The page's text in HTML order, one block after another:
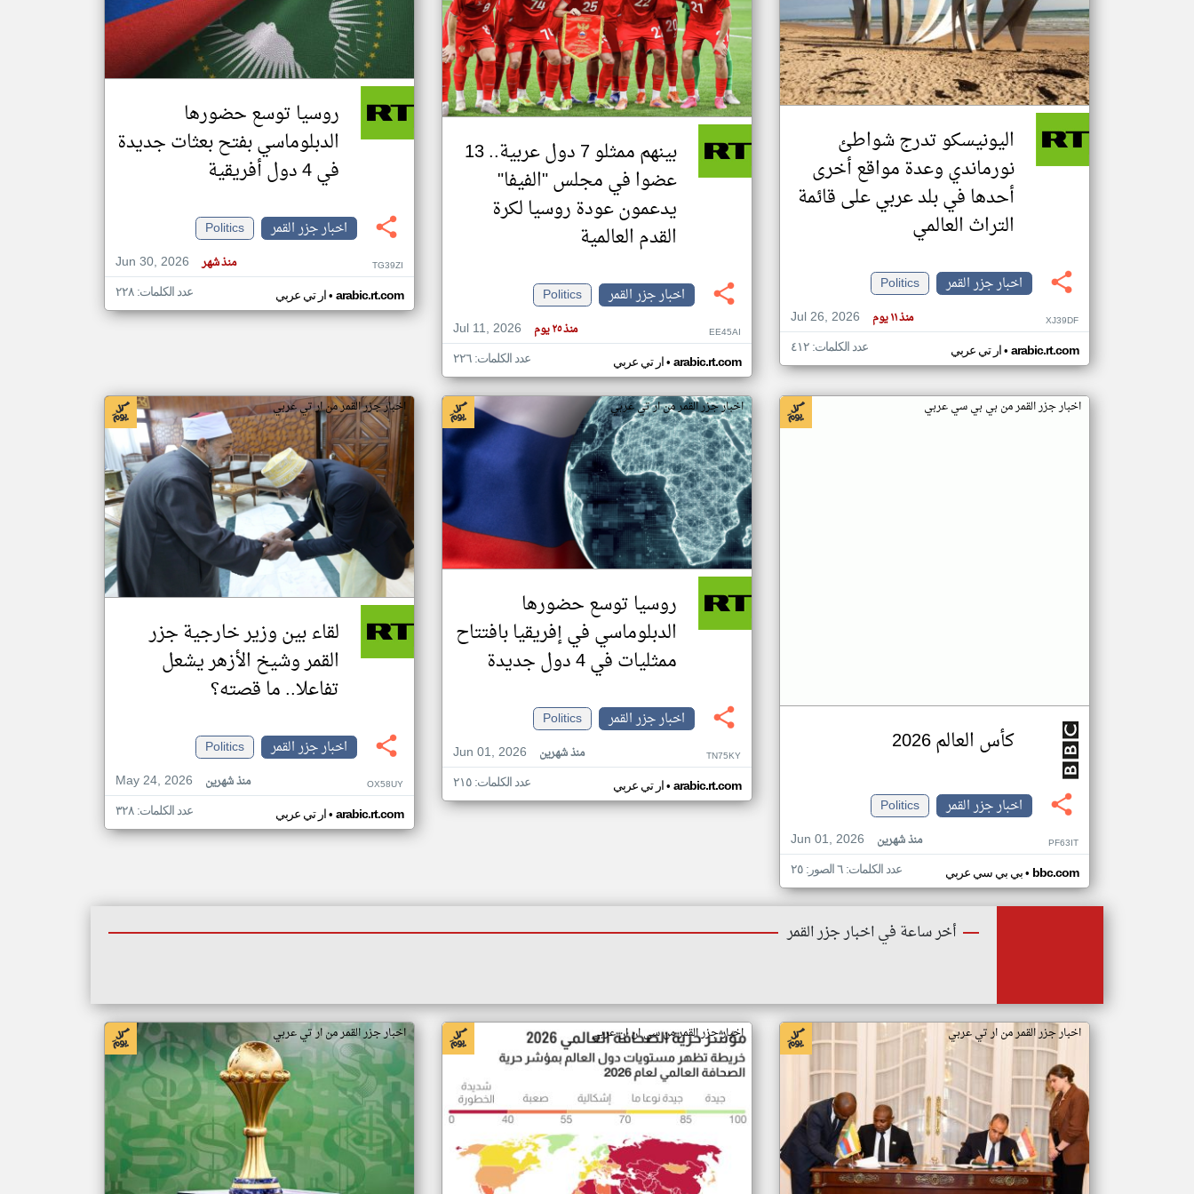
تغيير الدولة
اخبار جزر القمر على مدار الساعة
أهم اخبار جزر القمر العاجلة والمباشرة
اليونيسكو تدرج شواطئ
نورماندي وعدة مواقع أخرى
أحدها في بلد عربي على قائمة
التراث العالمي
اخبار جزر القمر
Politics
Jul 26, 2026
منذ ١١ يوم XJ39DF
ار تي عربي• arabic.rt.com عدد الكلمات: ٤١٢
بينهم ممثلو 7 دول عربية.. 13
عضوا في مجلس "الفيفا"
يدعمون عودة روسيا لكرة
القدم العالمية
اخبار جزر القمر
Politics
Jul 11, 2026
منذ ٢٥ يوم EE45AI
ار تي عربي• arabic.rt.com عدد الكلمات: ٢٢٦
روسيا توسع حضورها
الدبلوماسي بفتح بعثات جديدة
في 4 دول أفريقية
اخبار جزر القمر
Politics
Jun 30, 2026
منذ شهر TG39ZI
ار تي عربي• arabic.rt.com عدد الكلمات: ٢٢٨
اخبار جزر القمر من بي بي سي عربي
كأس العالم 2026
اخبار جزر القمر
Politics
Jun 01, 2026
منذ شهرين PF63IT
بي بي سي عربي• bbc.com عدد الكلمات: ٦ الصور: ٢٥
اخبار جزر القمر من ار تي عربي
روسيا توسع حضورها
الدبلوماسي في إفريقيا بافتتاح
ممثليات في 4 دول جديدة
اخبار جزر القمر
Politics
Jun 01, 2026
منذ شهرين TN75KY
ار تي عربي• arabic.rt.com عدد الكلمات: ٢١٥
اخبار جزر القمر من ار تي عربي
لقاء بين وزير خارجية جزر
القمر وشيخ الأزهر يشعل
تفاعلا.. ما قصته؟
اخبار جزر القمر
Politics
May 24, 2026
منذ شهرين OX58UY
ار تي عربي• arabic.rt.com عدد الكلمات: ٣٢٨
أخر ساعة في اخبار جزر القمر
اخبار جزر القمر من ار تي عربي اخبار جزر القمر من سي ان ان عربي اخبار جزر القمر من ار تي عربي
klyoum.com